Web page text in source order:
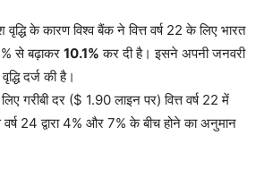
के कारण विश्व बैंक ने वित्त वर्ष 22 के लिए भारत
से बढ़ाकर 10.1% कर दी है। इसने अपनी जनवरी
दर्ज की है।
गरीबी दर ($ 1.90 लाइन पर) वित्त वर्ष 22 में
24 द्वारा 4% और 7% के बीच होने का अनुमान